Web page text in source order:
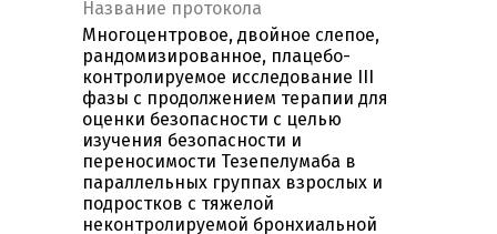
Название протокола
Многоцентровое, двойное слепое,
рандомизированное, плацебо-
контролируемое исследование III
фазы c продолжением терапии для
оценки безопасности с целью
изучения безопасности и
переносимости Тезепелумаба в
параллельных группах взрослых и
подростков с тяжелой
неконтролируемой бронхиальной